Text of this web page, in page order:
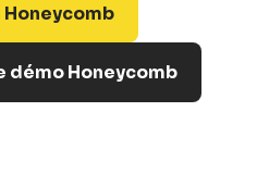
démo Honeycomb